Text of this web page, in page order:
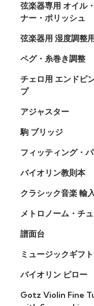
弦楽器専用 オイル
ナー・ポリッシュ
弦楽器用 湿度調整
ペグ・糸巻き調整
チェロ用 エンドピ
プ
アジャスター
駒 ブリッジ
フィッティング・
バイオリン教則本
クラシック音楽 輸
メトロノーム・チ
譜面台
ミュージックギフト
バイオリン ピロー
Gotz Violin Fine